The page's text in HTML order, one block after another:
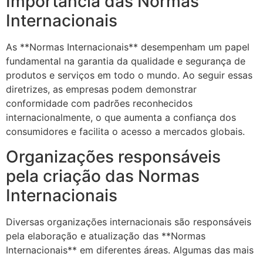
Internacionais
As **Normas Internacionais** desempenham um papel
fundamental na garantia da qualidade e segurança de
produtos e serviços em todo o mundo. Ao seguir essas
diretrizes, as empresas podem demonstrar
conformidade com padrões reconhecidos
internacionalmente, o que aumenta a confiança dos
consumidores e facilita o acesso a mercados globais.
Organizações responsáveis
pela criação das Normas
Internacionais
Diversas organizações internacionais são responsáveis
pela elaboração e atualização das **Normas
Internacionais** em diferentes áreas. Algumas das mais